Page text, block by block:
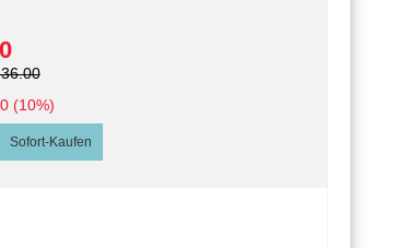
(10%)